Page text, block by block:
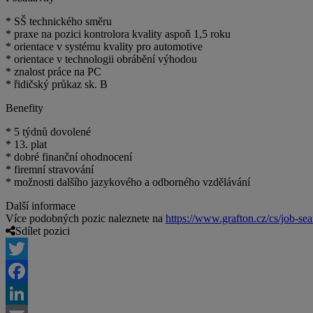
* SŠ technického směru
* praxe na pozici kontrolora kvality aspoň 1,5 roku
* orientace v systému kvality pro automotive
* orientace v technologii obrábění výhodou
* znalost práce na PC
* řidičský průkaz sk. B
Benefity
* 5 týdnů dovolené
* 13. plat
* dobré finanční ohodnocení
* firemní stravování
* možnosti dalšího jazykového a odborného vzdělávání
Další informace
Více podobných pozic naleznete na https://www.grafton.cz/cs/job-
Sdílet pozici
Twitter
Facebook